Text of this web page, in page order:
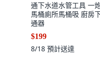
通下水道水管工具 一
馬桶廁所馬桶吸 廚房
通器
$199
8/18 預計送達